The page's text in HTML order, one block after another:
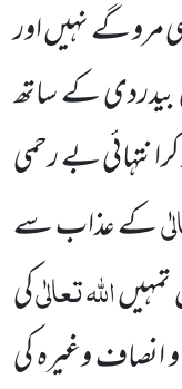
مرو گے نہیں اور
کے ساتھ
بے رحمی
کے عذاب سے
تمہیںاللہ تعالٰیکی
انصاف وغیرہ کی